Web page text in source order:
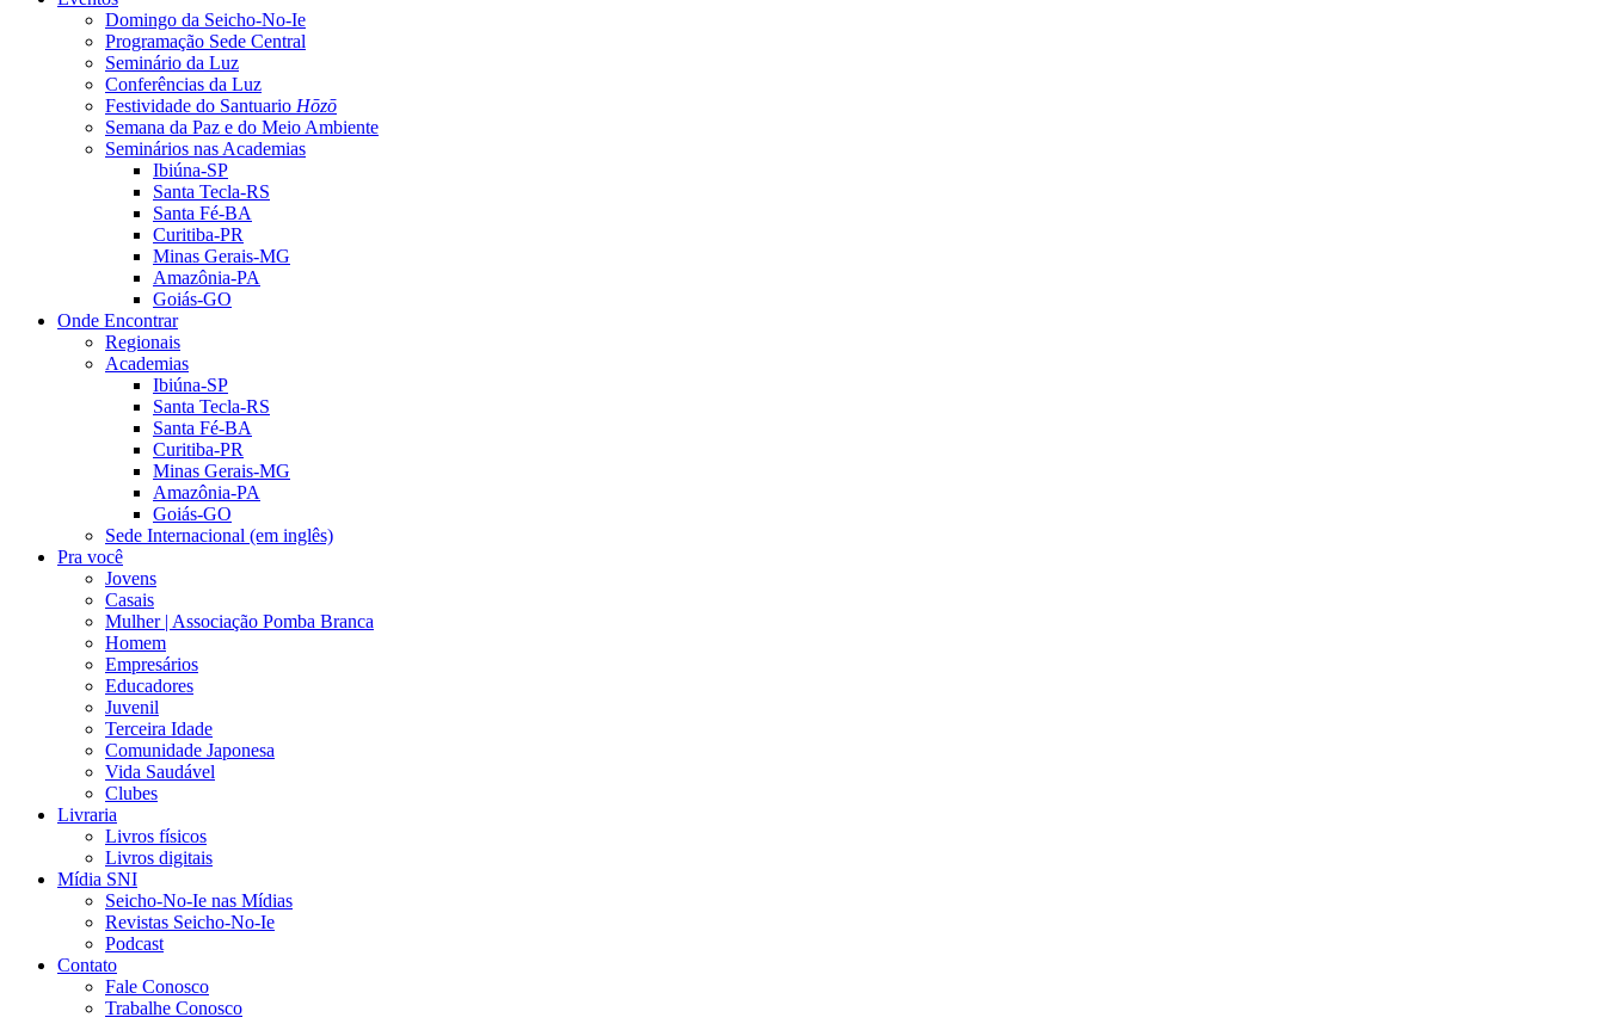
Domingo da Seicho-No-Ie
Programação Sede Central
Seminário da Luz
Conferências da Luz
Festividade do Santuario Hōzō
Semana da Paz e do Meio Ambiente
Seminários nas Academias
Ibiúna-SP
Santa Tecla-RS
Santa Fé-BA
Curitiba-PR
Minas Gerais-MG
Amazônia-PA
Goiás-GO
Onde Encontrar
Regionais
Academias
Ibiúna-SP
Santa Tecla-RS
Santa Fé-BA
Curitiba-PR
Minas Gerais-MG
Amazônia-PA
Goiás-GO
Sede Internacional (em inglês)
Pra você
Jovens
Casais
Mulher | Associação Pomba Branca
Homem
Empresários
Educadores
Juvenil
Terceira Idade
Comunidade Japonesa
Vida Saudável
Clubes
Livraria
Livros físicos
Livros digitais
Mídia SNI
Seicho-No-Ie nas Mídias
Revistas Seicho-No-Ie
Podcast
Contato
Fale Conosco
Trabalhe Conosco